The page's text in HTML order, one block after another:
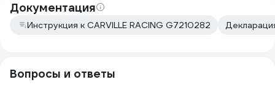
Документация
Инструкция к CARVILLE RACING G7210282
Вопросы и ответы